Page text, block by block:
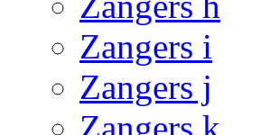
Zangers i
Zangers j